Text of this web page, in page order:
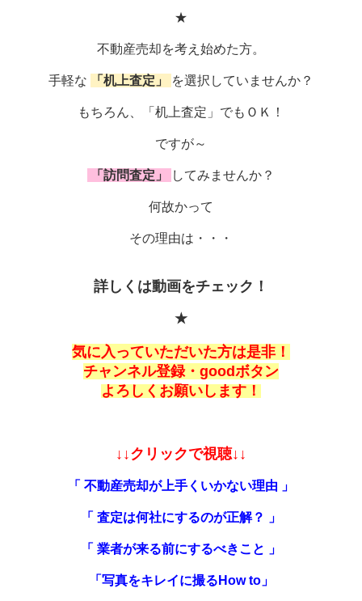
★
不動産売却を考え始めた方。
手軽な 「机上査定」 を選択していませんか？
もちろん、「机上査定」でもＯＫ！
ですが～
「訪問査定」 してみませんか？
何故かって
その理由は・・・
詳しくは動画をチェック！
★
気に入っていただいた方は是非！
チャンネル登録・goodボタン
よろしくお願いします！
↓↓クリックで視聴↓↓
「 不動産売却が上手くいかない理由 」
「 査定は何社にするのが正解？ 」
「 業者が来る前にするべきこと 」
「写真をキレイに撮るHow to」